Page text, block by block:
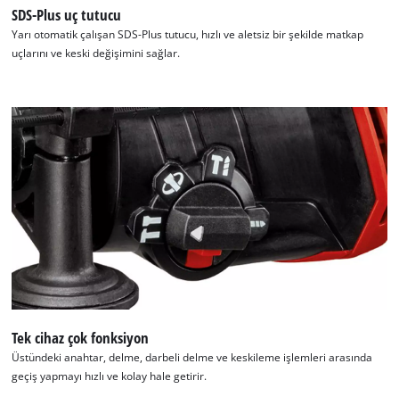
Google Maps hizmetini yüklemek için
This content is not permitted to load due
to trackers that are not disclosed to the
visitor. The website owner needs to setup
SDS-Plus uç tutucu
Yarı otomatik çalışan SDS-Plus tutucu, hızlı ve aletsiz bir şekilde matkap
uçlarını ve keski değişimini sağlar.
Tek cihaz çok fonksiyon
Üstündeki anahtar, delme, darbeli delme ve keskileme işlemleri arasında
geçiş yapmayı hızlı ve kolay hale getirir.